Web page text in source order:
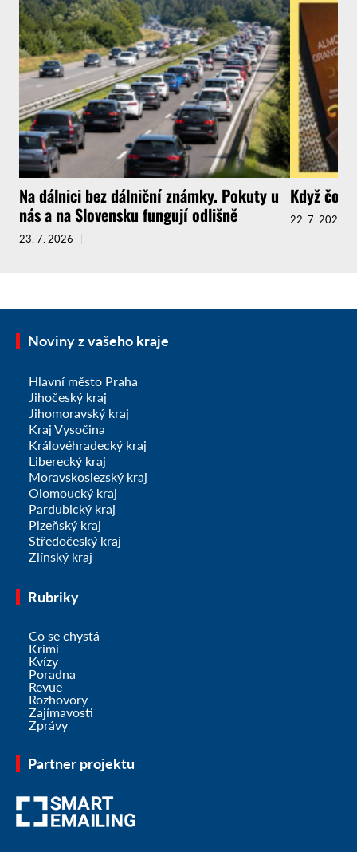
Na dálnici bez dálniční známky. Pokuty u
nás a na Slovensku fungují odlišně
23. 7. 2026
Když
22. 7. 2026
Noviny z vašeho kraje
Hlavní město Praha
Jihočeský kraj
Jihomoravský kraj
Kraj Vysočina
Královéhradecký kraj
Liberecký kraj
Moravskoslezský kraj
Olomoucký kraj
Pardubický kraj
Plzeňský kraj
Středočeský kraj
Zlínský kraj
Rubriky
Co se chystá
Krimi
Kvízy
Poradna
Revue
Rozhovory
Zajímavosti
Zprávy
Partner projektu